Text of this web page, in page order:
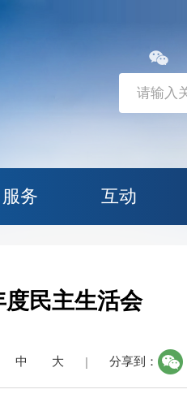
服务 互动
民主生活会
中 大 | 分享到：